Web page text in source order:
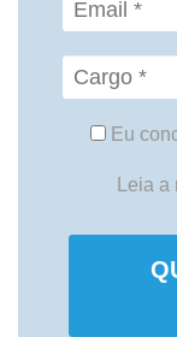
Eu
Leia a